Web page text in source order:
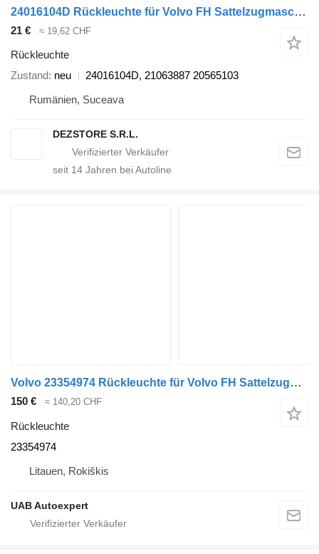
24016104D Rückleuchte für Volvo FH Sattelzugmaschine
21 € ≈ 19,62 CHF
Rückleuchte
Zustand neu
24016104D, 21063887 20565103
Rumänien, Suceava
DEZSTORE S.R.L.
seit 14 Jahren bei Autoline
Volvo 23354974 Rückleuchte für Volvo FH Sattelzugmaschine
150 € ≈ 140,20 CHF
Rückleuchte
23354974
Litauen, Rokiškis
UAB Autoexpert